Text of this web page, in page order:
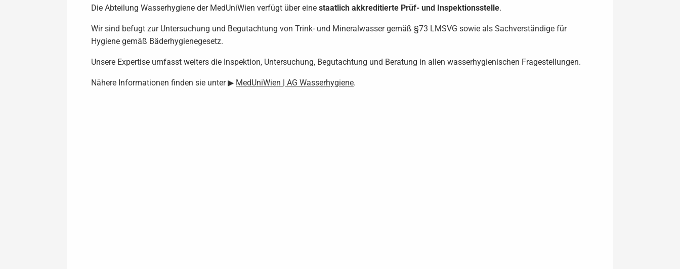
Die Abteilung Wasserhygiene der MedUniWien verfügt über eine staatlich akkreditierte Prüf- und Inspektionsstelle.
Wir sind befugt zur Untersuchung und Begutachtung von Trink- und Mineralwasser gemäß §73 LMSVG sowie als Sachverständige für
Hygiene gemäß Bäderhygienegesetz.
Unsere Expertise umfasst weiters die Inspektion, Untersuchung, Begutachtung und Beratung in allen wasserhygienischen Fragestellungen.
Nähere Informationen finden sie unter ▶ MedUniWien | AG Wasserhygiene.